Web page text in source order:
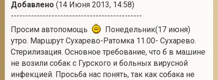
Добавлено (14 Июня 2013, 14:58)
---------------------------------------------
Просим автопомощь
Понедельник(17 июня)
утро. Маршрут Сухарево-Ратомка 11.00- Сухарево.
Стерилизация. Основное требование, что б в машине
не возили собак с Гурского и больных вирусной
инфекцией. Просьба нас понять, так как собака не